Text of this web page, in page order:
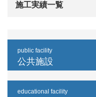
施工実績一覧
public facility
公共施設
educational facility